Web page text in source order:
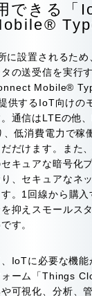
できる「
に設置されるため
の送受信を実行
Mobile®
供するIoT向けの
通信はLTEの他
、低消費電力で稼
だけます。また
キュアな暗号化
、セキュアなネ
。1回線から購
抑えスモールス
す。
IoTに必要な機能
ーム「Things
可視化、分析、